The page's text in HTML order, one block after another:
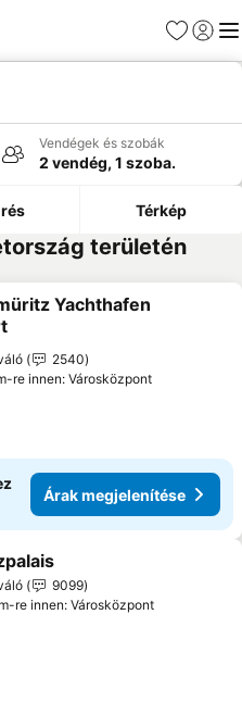
Kedvencek
Vendégek és szobák
2 vendég, 1 szoba.
Térkép
területén
a kedvencekhez
Yachthafen
2540
re innen: Városközpont
Árak megjelenítése
a kedvencekhez
9099
re innen: Városközpont